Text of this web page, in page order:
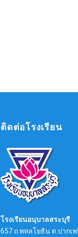
ติดต่อโรงเรียน
โรงเรียนอนุบาลสระบุรี
657 ถ.พหลโยธิน ต.ปากเ